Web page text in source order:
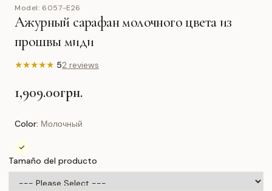
Model: 6057-E26
Ажурный сарафан молочного цвета из
прошвы миди
★★★★★ 52 reviews
1,909.00грн.
Color: Молочный
Tamaño del producto